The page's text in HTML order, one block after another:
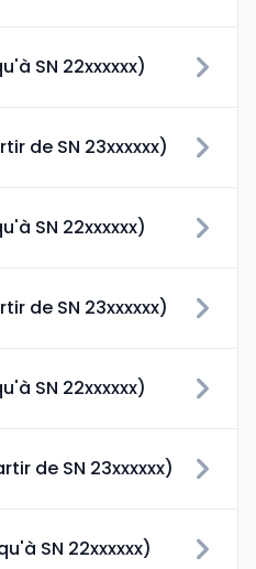
SN 22xxxxxx)
de SN 23xxxxxx)
SN 22xxxxxx)
de SN 23xxxxxx)
SN 22xxxxxx)
de SN 23xxxxxx)
SN 22xxxxxx)